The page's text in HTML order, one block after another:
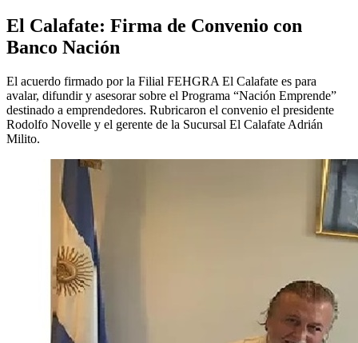
El Calafate: Firma de Convenio con
Banco Nación
El acuerdo firmado por la Filial FEHGRA El Calafate es para
avalar, difundir y asesorar sobre el Programa “Nación Emprende”
destinado a emprendedores. Rubricaron el convenio el presidente
Rodolfo Novelle y el gerente de la Sucursal El Calafate Adrián
Milito.